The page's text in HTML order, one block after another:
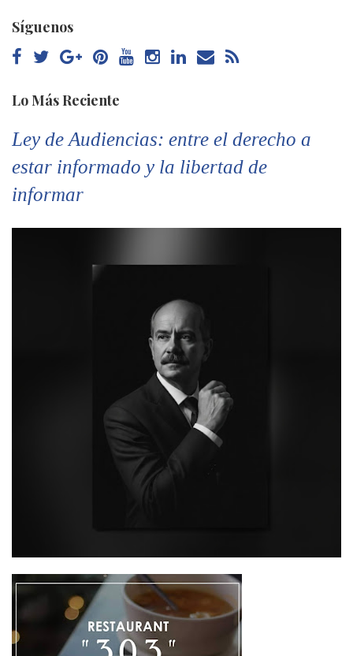
Síguenos
Lo Más Reciente
Ley de Audiencias: entre el derecho a
estar informado y la libertad de
informar